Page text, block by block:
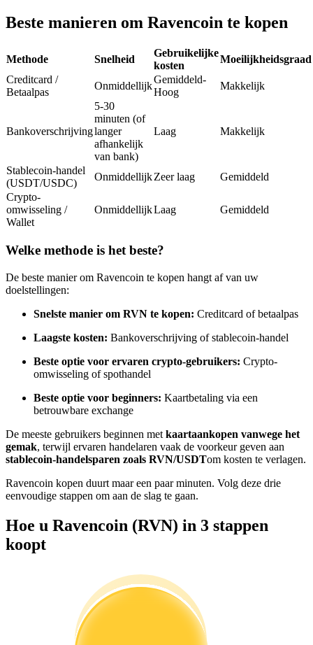
Kopiëren Handel
Sluit je aan bij top traders
Word een Copy Trader
Geniet van winstdeling en copy trading commissies
Informatie
Futures-startgids
Beste manieren om Ravencoin te kopen
Methode Snelheid
Gebruikelijke
kosten
Moeilijkheidsgraad
Creditcard /
Betaalpas
Onmiddellijk
Gemiddeld-
Hoog
Makkelijk
Bankoverschrijving
5-30
minuten (of
langer
afhankelijk
van bank)
Laag Makkelijk
Stablecoin-handel
(USDT/USDC)
OnmiddellijkZeer laag
Gemiddeld
Crypto-
omwisseling /
Wallet
OnmiddellijkLaag Gemiddeld
Welke methode is het beste?
De beste manier om Ravencoin te kopen hangt af van uw
doelstellingen:
Snelste manier om RVN te kopen: Creditcard of betaalpas
Laagste kosten: Bankoverschrijving of stablecoin-handel
Beste optie voor ervaren crypto-gebruikers: Crypto-
omwisseling of spothandel
Beste optie voor beginners: Kaartbetaling via een
betrouwbare exchange
De meeste gebruikers beginnen met kaartaankopen vanwege het
gemak, terwijl ervaren handelaren vaak de voorkeur geven aan
stablecoin-handelsparen zoals RVN/USDTom kosten te verlagen.
Ravencoin kopen duurt maar een paar minuten. Volg deze drie
eenvoudige stappen om aan de slag te gaan.
Hoe u Ravencoin (RVN) in 3 stappen
koopt